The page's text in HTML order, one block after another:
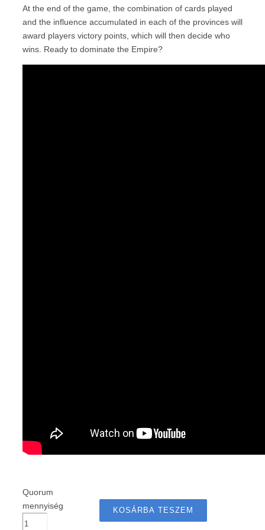
At the end of the game, the combination of cards played
and the influence accumulated in each of the provinces will
award players victory points, which will then decide who
wins. Ready to dominate the Empire?
Quorum
mennyiség
KOSÁRBA TESZEM